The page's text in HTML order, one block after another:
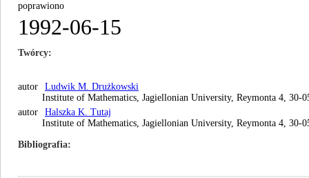
poprawiono
1992-06-15
Twórcy
autor
Ludwik M. Drużkowski
Institute of Mathematics, Jagiellonian University, Reymonta 4, 30-
autor
Halszka K. Tutaj
Institute of Mathematics, Jagiellonian University, Reymonta 4, 30-
Bibliografia